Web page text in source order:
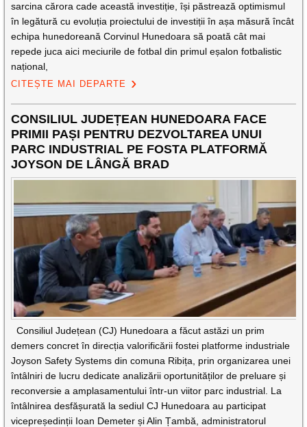
sarcina cărora cade această investiție, își păstrează optimismul
în legătură cu evoluția proiectului de investiții în așa măsură încât
echipa hunedoreană Corvinul Hunedoara să poată cât mai
repede juca aici meciurile de fotbal din primul eșalon fotbalistic
național,
CITEȘTE MAI DEPARTE
CONSILIUL JUDEȚEAN HUNEDOARA FACE
PRIMII PAȘI PENTRU DEZVOLTAREA UNUI
PARC INDUSTRIAL PE FOSTA PLATFORMĂ
JOYSON DE LÂNGĂ BRAD
Consiliul Județean (CJ) Hunedoara a făcut astăzi un prim
demers concret în direcția valorificării fostei platforme industriale
Joyson Safety Systems din comuna Ribița, prin organizarea unei
întâlniri de lucru dedicate analizării oportunităților de preluare și
reconversie a amplasamentului într-un viitor parc industrial. La
întâlnirea desfășurată la sediul CJ Hunedoara au participat
vicepreședinții Ioan Demeter și Alin Țambă, administratorul